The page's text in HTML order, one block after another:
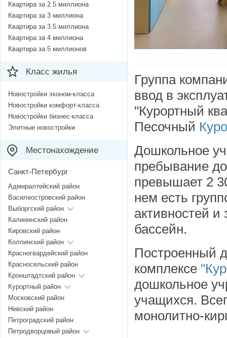
Группа
ввод в
"Курортный
Песочный
Дошкольное
пребывание
превышает 2
нем есть
активностей
бассейн.
Построенный
комплексе
дошкольное
учащихся.
монолитно-
Квартира за 2.5 миллиона
Квартира за 3 миллиона
Квартира за 3.5 миллиона
Квартира за 4 миллиона
Квартира за 5 миллионов
Класс жилья
Новостройки эконом-класса
Новостройки комфорт-класса
Новостройки бизнес-класса
Элитные новостройки
Местонахождение
Санкт-Петербург
Адмиралтейский район
Василеостровский район
Выборгский район
Калининский район
Кировский район
Колпинский район
Красногвардейский район
Красносельский район
Кронштадтский район
Курортный район
Московский район
Невский район
Петроградский район
Петродворцовый район